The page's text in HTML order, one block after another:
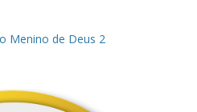
Menino de Deus 2